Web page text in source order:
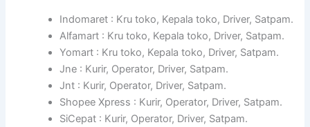
Indomaret : Kru toko, Kepala toko, Driver, Satpam.
Alfamart : Kru toko, Kepala toko, Driver, Satpam.
Yomart : Kru toko, Kepala toko, Driver, Satpam.
Jne : Kurir, Operator, Driver, Satpam.
Jnt : Kurir, Operator, Driver, Satpam.
Shopee Xpress : Kurir, Operator, Driver, Satpam.
SiCepat : Kurir, Operator, Driver, Satpam.